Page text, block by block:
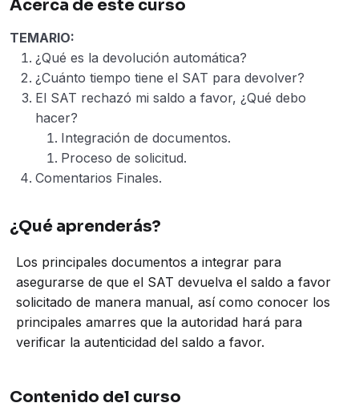
Acerca de este curso
TEMARIO:
¿Qué es la devolución automática?
¿Cuánto tiempo tiene el SAT para devolver?
El SAT rechazó mi saldo a favor, ¿Qué debo
hacer?
Integración de documentos.
Proceso de solicitud.
Comentarios Finales.
¿Qué aprenderás?
Los principales documentos a integrar para
asegurarse de que el SAT devuelva el saldo a favor
solicitado de manera manual, así como conocer los
principales amarres que la autoridad hará para
verificar la autenticidad del saldo a favor.
Contenido del curso